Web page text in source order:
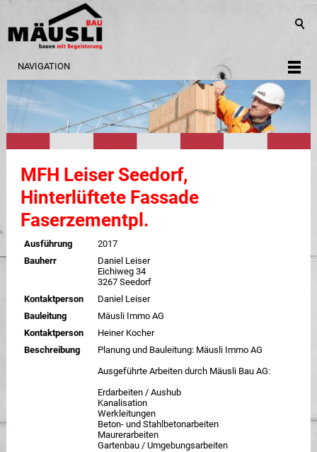
NAVIGATION
MFH Leiser Seedorf,
Hinterlüftete Fassade
Faserzementpl.
Ausführung
2017
Bauherr
Daniel Leiser
Eichiweg 34
3267 Seedorf
Kontaktperson
Daniel Leiser
Bauleitung
Mäusli Immo AG
Kontaktperson
Heiner Kocher
Beschreibung
Planung und Bauleitung: Mäusli Immo AG
Ausgeführte Arbeiten durch Mäusli Bau AG:
Erdarbeiten / Aushub
Kanalisation
Werkleitungen
Beton- und Stahlbetonarbeiten
Maurerarbeiten
Gartenbau / Umgebungsarbeiten